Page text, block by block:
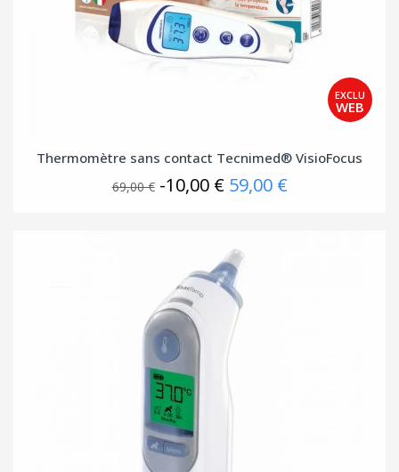
Thermomètre sans contact Tecnimed® VisioFocus
69,00 € -10,00 € 59,00 €